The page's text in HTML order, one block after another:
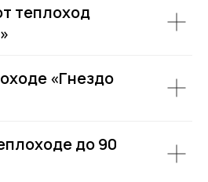
теплоход
«Гнездо
до 90